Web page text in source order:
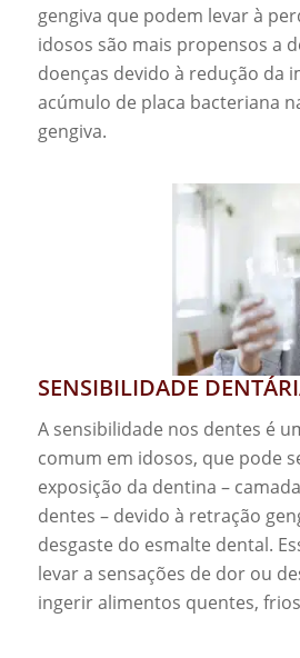
gengiva que podem levar à
idosos são mais propensos a
doenças devido à redução da
acúmulo de placa bacteriana
gengiva.
SENSIBILIDADE
A sensibilidade nos dentes é
comum em idosos, que pode
exposição da dentina –
dentes – devido à retração
desgaste do esmalte dental.
levar a sensações de dor ou
ingerir alimentos quentes,